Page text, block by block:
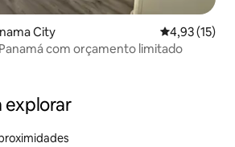
City Classificação
4,93 (15)
com orçamento limitado
explorar